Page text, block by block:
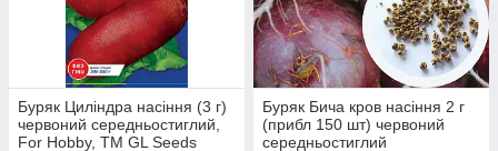
Буряк Циліндра насіння (3 г)
червоний середньостиглий,
For Hobby, TM GL Seeds
Буряк Бича кров насіння 2 г
(прибл 150 шт) червоний
середньостиглий